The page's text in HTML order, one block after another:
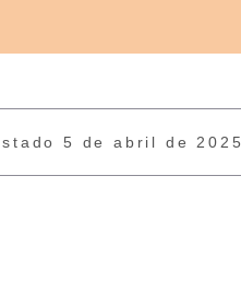
5 de abril de 2025